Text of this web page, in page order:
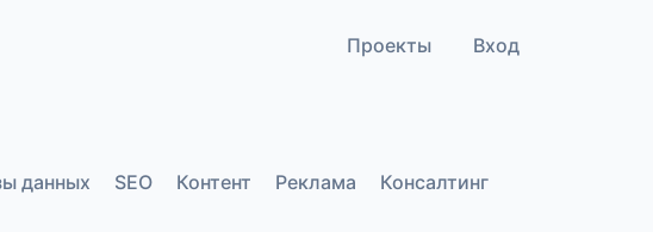
Проекты Вход
данных SEO Контент Реклама Консалтинг